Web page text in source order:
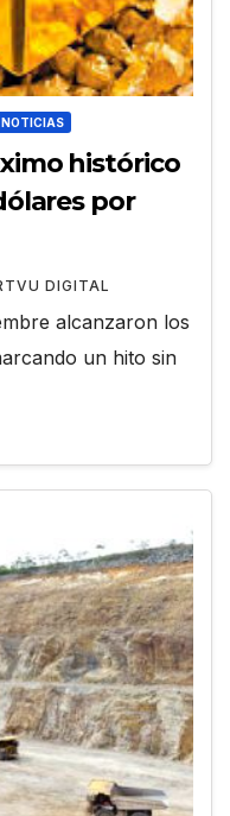
NOTICIAS
histórico
por
DIGITAL
alcanzaron los
un hito sin